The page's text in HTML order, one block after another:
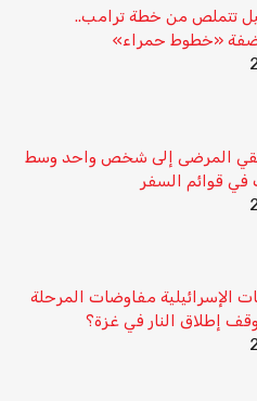
تتملص من خطة ترامب..
«خطوط حمراء»
المرضى إلى شخص واحد وسط
في قوائم السفر
الإسرائيلية مفاوضات المرحلة
وقف إطلاق النار في غزة؟